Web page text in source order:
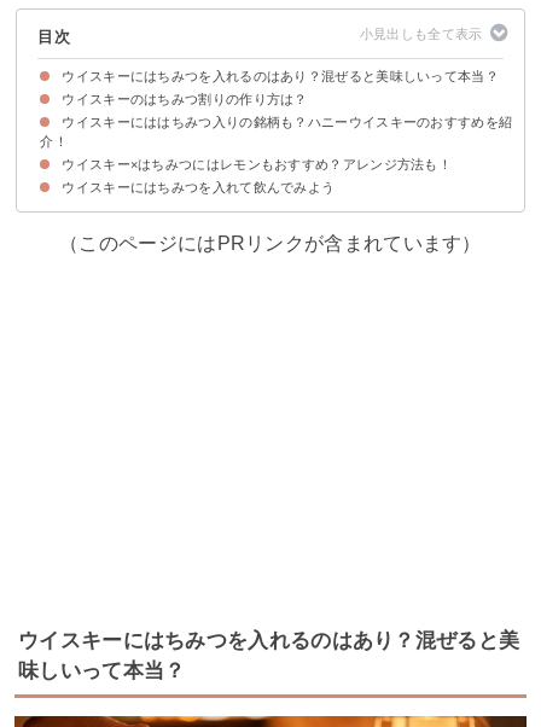
目次
ウイスキーにはちみつを入れるのはあり？混ぜると美味しいって本当？
ウイスキーとはちみつの相性は良い
ウイスキーのはちみつ割りの作り方は？
材料
作り方・手順
ウイスキーにははちみつ入りの銘柄も？ハニーウイスキーのおすすめを紹
介！
①ジムビーム ハニー│1,999円
②ジャック ダニエル テネシー ハニー リキュール│2,142円
③ワイルドターキー アメリカンハニー│2,288円
ウイスキー×はちみつにはレモンもおすすめ？アレンジ方法も！
①レモン
②ホットミルク
③紅茶
ウイスキーにはちみつを入れて飲んでみよう
（このページにはPRリンクが含まれています）
ウイスキーにはちみつを入れるのはあり？混ぜると美
味しいって本当？